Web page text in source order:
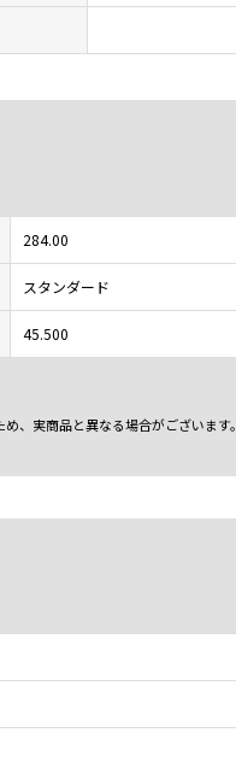
284.00
スタンダード
45.500
、実商品と異なる場合がございます。